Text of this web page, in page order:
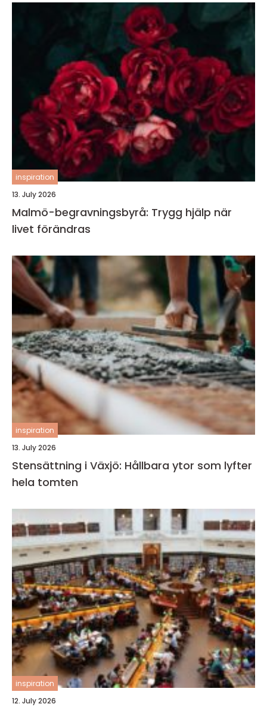
inspiration
13. July 2026
Malmö-begravningsbyrå: Trygg hjälp när
livet förändras
inspiration
13. July 2026
Stensättning i Växjö: Hållbara ytor som lyfter
hela tomten
inspiration
12. July 2026